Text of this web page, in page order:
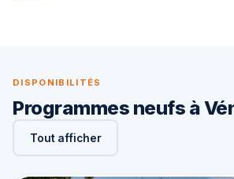
DISPONIBILITÉS
Programmes neufs à
Tout afficher